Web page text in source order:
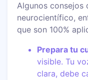
Algunos consejos
neurocientífico,
que son 100%
Prepara tu
visible. Tu
clara, debe